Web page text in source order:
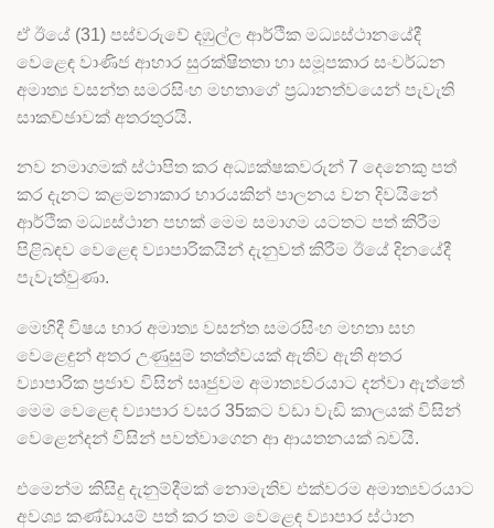
ඒ ඊයේ (31) පස්වරුවේ දඹුල්ල ආර්ථික මධ්‍යස්ථානයේදී
වෙළෙඳ වාණිජ ආහාර සුරක්ෂිතතා හා සමූපකාර සංවර්ධන
අමාත්‍ය වසන්ත සමරසිංහ මහතාගේ ප්‍රධානත්වයෙන් පැවැති
සාකච්ඡාවක් අතරතුරයි.
නව නමාගමක් ස්ථාපිත කර අධ්‍යක්ෂකවරුන් 7 දෙනෙකු පත්
කර දැනට කළමනාකාර භාරයකින් පාලනය වන දිවයිනේ
ආර්ථික මධ්‍යස්ථාන පහක් මෙම සමාගම යටතට පත් කිරීම
පිළිබඳව වෙළෙඳ ව්‍යාපාරිකයින් දැනුවත් කිරීම ඊයේ දිනයේදී
පැවැත්වුණා.
මෙහිදී විෂය භාර අමාත්‍ය වසන්ත සමරසිංහ මහතා සහ
වෙළෙඳුන් අතර උණුසුම් තත්ත්වයක් ඇතිව ඇති අතර
ව්‍යාපාරික ප්‍රජාව විසින් සෘජුවම අමාත්‍යවරයාට දන්වා ඇත්තේ
මෙම වෙළෙඳ ව්‍යාපාර වසර 35කට වඩා වැඩි කාලයක් විසින්
වෙළෙන්දන් විසින් පවත්වාගෙන ආ ආයතනයක් බවයි.
එමෙන්ම කිසිදු දැනුම්දීමක් නොමැතිව එක්වරම අමාත්‍යවරයාට
අවශ්‍ය කණ්ඩායම් පත් කර තම වෙළෙඳ ව්‍යාපාර ස්ථාන